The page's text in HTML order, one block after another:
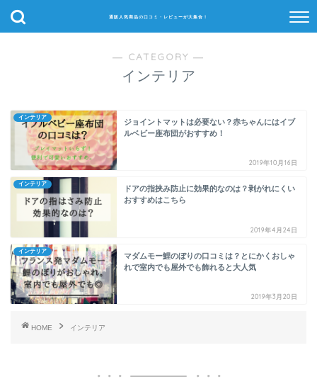
通販人気商品の口コミ・レビューが大集合！
― CATEGORY ―
インテリア
インテリア
ジョイントマットは必要ない？赤ちゃんにはイブ
ルベビー座布団がおすすめ！
2019年10月16日
インテリア
ドアの指挟み防止に効果的なのは？剥がれにくい
おすすめはこちら
2019年4月24日
インテリア
マダムモー鯉のぼりの口コミは？とにかくおしゃ
れで室内でも屋外でも飾れると大人気
2019年3月20日
HOME インテリア